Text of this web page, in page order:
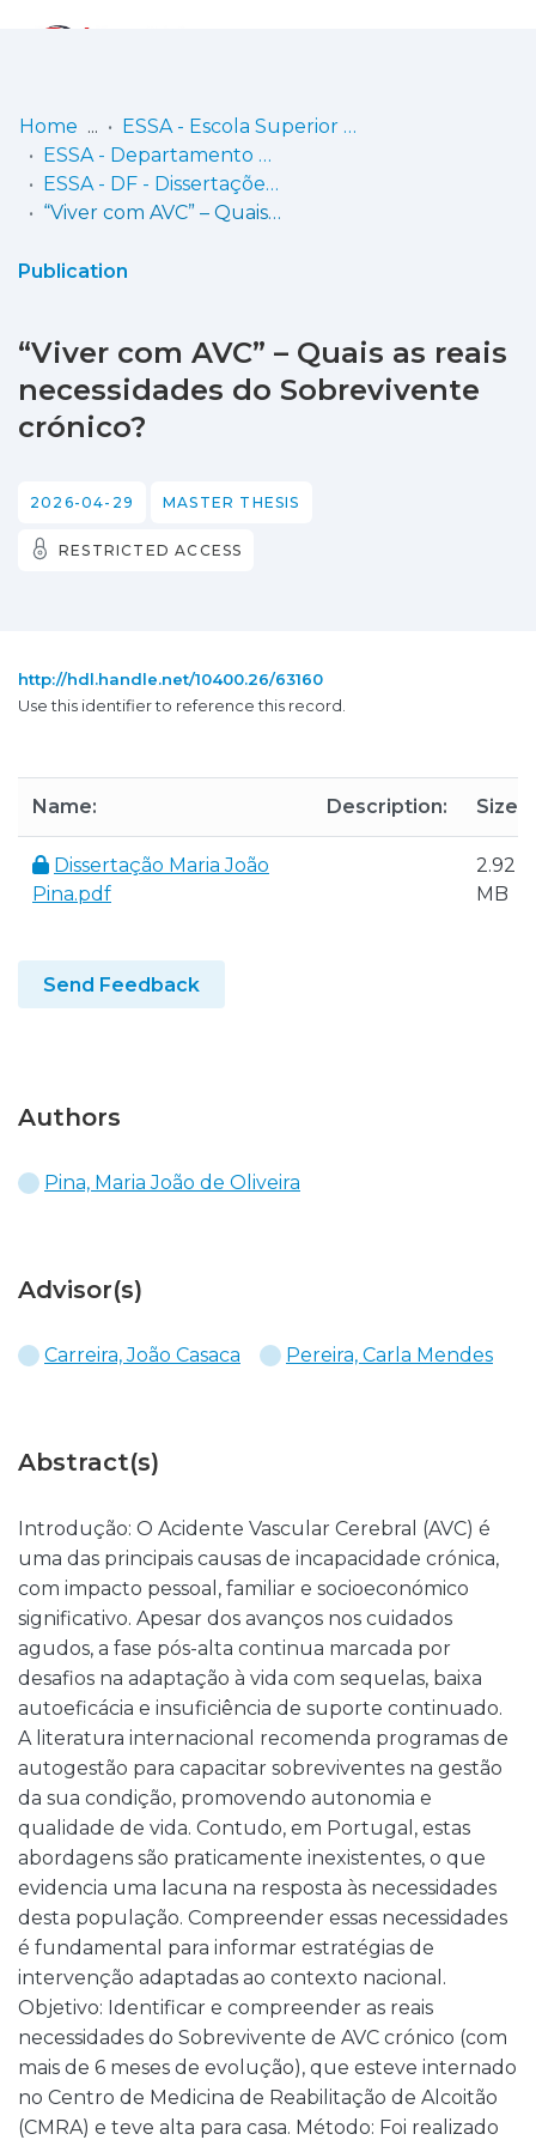
Communities
& Collections
Statistics
Home
ESSA - Escola Superior de Saúde do Alcoitão
ESSA - Departamento de Fisioterapia
ESSA - DF - Dissertações (orientações em curso e trabalhos concluídos)
“Viver com AVC” – Quais as reais necessidades do Sobrevivente crónico?
Publication
“Viver com AVC” – Quais as reais
necessidades do Sobrevivente
crónico?
2026-04-29 MASTER THESIS
RESTRICTED ACCESS
http://hdl.handle.net/10400.26/63160
Use this identifier to reference this record.
Name: Description: Size:
Dissertação Maria João
Pina.pdf
2.92
MB
Send Feedback
Authors
Pina, Maria João de Oliveira
Advisor(s)
Carreira, João Casaca Pereira, Carla Mendes
Abstract(s)
Introdução: O Acidente Vascular Cerebral (AVC) é
uma das principais causas de incapacidade crónica,
com impacto pessoal, familiar e socioeconómico
significativo. Apesar dos avanços nos cuidados
agudos, a fase pós-alta continua marcada por
desafios na adaptação à vida com sequelas, baixa
autoeficácia e insuficiência de suporte continuado.
A literatura internacional recomenda programas de
autogestão para capacitar sobreviventes na gestão
da sua condição, promovendo autonomia e
qualidade de vida. Contudo, em Portugal, estas
abordagens são praticamente inexistentes, o que
evidencia uma lacuna na resposta às necessidades
desta população. Compreender essas necessidades
é fundamental para informar estratégias de
intervenção adaptadas ao contexto nacional.
Objetivo: Identificar e compreender as reais
necessidades do Sobrevivente de AVC crónico (com
mais de 6 meses de evolução), que esteve internado
no Centro de Medicina de Reabilitação de Alcoitão
(CMRA) e teve alta para casa. Método: Foi realizado